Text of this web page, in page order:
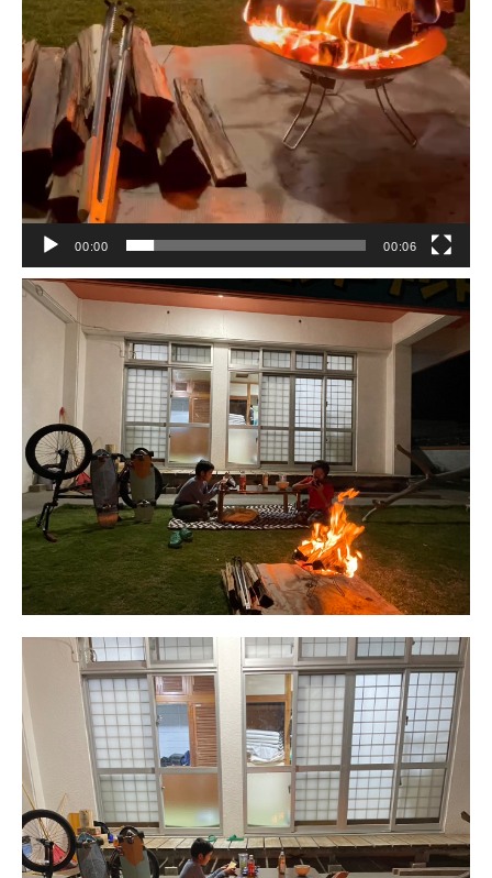
00:00 00:06